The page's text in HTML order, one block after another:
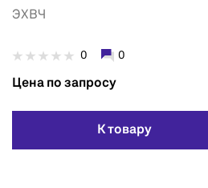
универсальной серии
ЭХВЧ
0 0
Цена по запросу
К товару